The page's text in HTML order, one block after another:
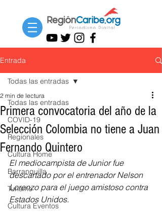
Entrada
Todas las entradas
COVID-19
Regionales
Cultura Home
Barranquilla
Turismo
Cultura Eventos
Todas las entradas
Primera convocatoria del año de la
Selección Colombia no tiene a Juan
Fernando Quintero
2 min de lectura
El mediocampista de Junior fue
descartado por el entrenador Nelson
Lorenzo para el juego amistoso contra
Estados Unidos.